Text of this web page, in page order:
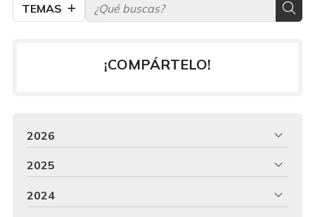
TEMAS
¡COMPÁRTELO!
2026
2025
2024